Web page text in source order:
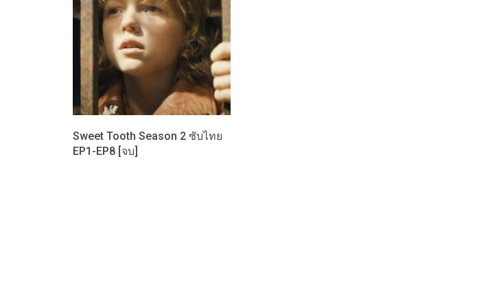
Sweet Tooth Season 2 ซับไทย
EP1-EP8 [จบ]